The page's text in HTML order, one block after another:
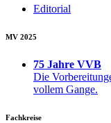
Editorial
MV 2025
75 Jahre VVB
Die
vollem Gange.
Fachkreise